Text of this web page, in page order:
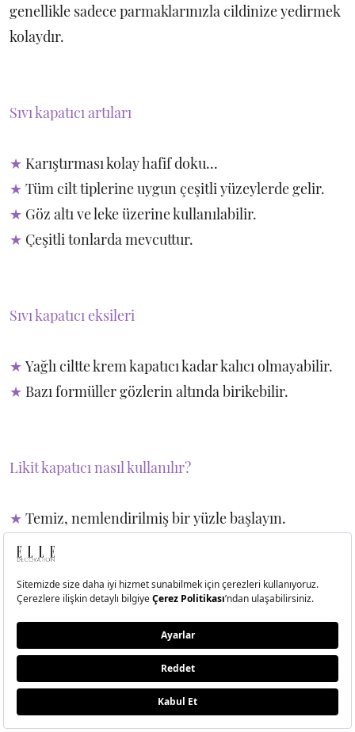
genellikle sadece parmaklarınızla cildinize yedirmek
kolaydır.
Sıvı kapatıcı artıları
★ Karıştırması kolay hafif doku...
★ Tüm cilt tiplerine uygun çeşitli yüzeylerde gelir.
★ Göz altı ve leke üzerine kullanılabilir.
★ Çeşitli tonlarda mevcuttur.
Sıvı kapatıcı eksileri
★ Yağlı ciltte krem kapatıcı kadar kalıcı olmayabilir.
★ Bazı formüller gözlerin altında birikebilir.
Likit kapatıcı nasıl kullanılır?
★ Temiz, nemlendirilmiş bir yüzle başlayın.
★ Doğru kapatıcı tonunu seçin. Göz altı için kapatıcı,
tonunuzla veya fondöteninizle eşleşmelidir. Çok hafif
bir kapatıcı seçmek göz altlarınızın küllü
görünmesine neden olabilir. Ayrıca koyu bir renk
kullanmak kapatıcınızın turuncu görünmesini
sağlayabilir.
★Kapatıcıyı göz altları, kusurlar veya yara izleri gibi